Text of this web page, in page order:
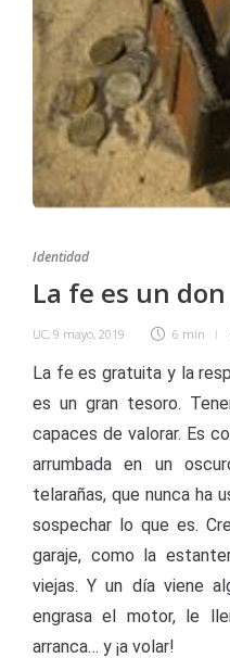
Identidad
La fe es un
UC, 9 mayo, 2019 6 min
La fe es gratuita y la
es un gran tesoro.
capaces de valorar. Es
arrumbada en un
telarañas, que nunca ha
sospechar lo que es.
garaje, como la
viejas. Y un día viene
engrasa el motor, le
arranca… y ¡a volar!